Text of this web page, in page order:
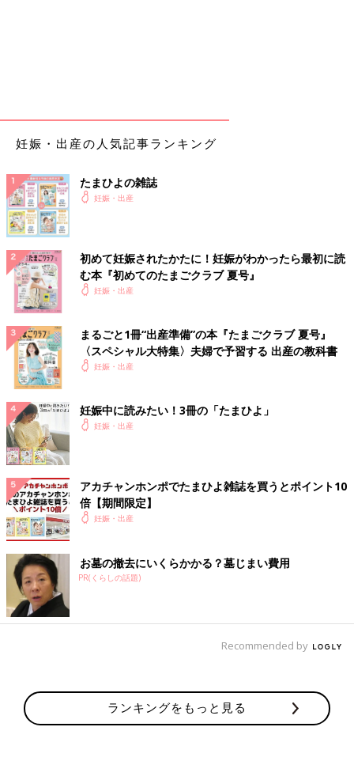
妊娠・出産の人気記事ランキング
たまひよの雑誌
妊娠・出産
初めて妊娠されたかたに！妊娠がわかったら最初に読
む本『初めてのたまごクラブ 夏号』
妊娠・出産
まるごと1冊“出産準備”の本『たまごクラブ 夏号』
〈スペシャル大特集〉夫婦で予習する 出産の教科書
妊娠・出産
妊娠中に読みたい！3冊の「たまひよ」
妊娠・出産
アカチャンホンポでたまひよ雑誌を買うとポイント10
倍【期間限定】
妊娠・出産
お墓の撤去にいくらかかる？墓じまい費用
PR(くらしの話題)
Recommended by
ランキングをもっと見る